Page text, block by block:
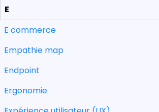
E
E commerce
Empathie map
Endpoint
Ergonomie